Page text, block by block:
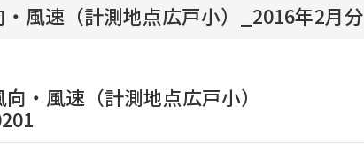
風速（計測地点広戸小）_2016年2月分
・風速（計測地点広戸小）